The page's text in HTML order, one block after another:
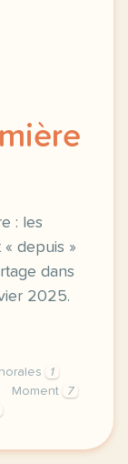
: les
depuis »
dans
2025.
1
Moment
7
les papillons